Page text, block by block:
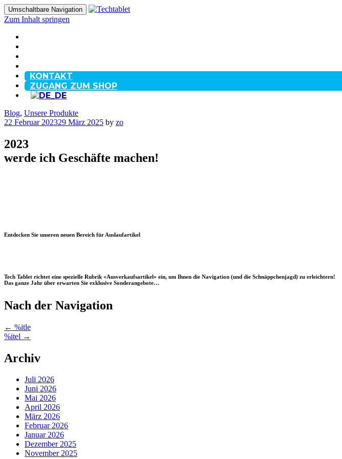
Umschaltbare Navigation
Zum Inhalt springen
KONTAKT
ZUGANG ZUM SHOP
Blog, Unsere Produkte
22 Februar 202329 März 2025 by zo
2023
werde ich Geschäfte machen!
Entdecken Sie unseren neuen Bereich für Auslaufartikel
Tech Tablet richtet eine spezielle Rubrik «Ausverkaufsartikel» ein, um Ihnen die Navigation (und die Schnäppchenjagd) zu erleichtern!
Das ganze Jahr über erwarten Sie exklusive Sonderangebote…
Nach der Navigation
← %itle
%itel →
Archiv
Juli 2026
Juni 2026
Mai 2026
April 2026
März 2026
Februar 2026
Januar 2026
Dezember 2025
November 2025